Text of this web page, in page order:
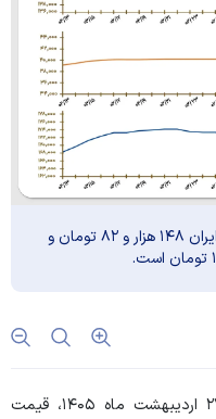
قیمت فروش حواله دلار در مرکز مبادله ایران ۱۴۸ هزار و ۸۲ تومان و
، امروز یکشنبه ۲۷ اردیبهشت ماه ۱۴۰۵، قیمت